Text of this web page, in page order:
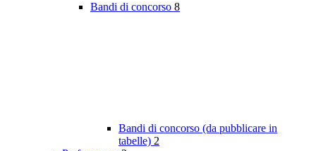
Bandi di concorso 8
Bandi di concorso (da pubblicare in
tabelle) 2